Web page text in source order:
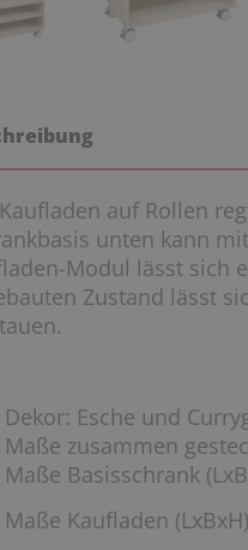
auf Rollen
unten kann
Modul lässt sich
Zustand lässt
Dekor: Esche und
Maße zusammen
Maße Basisschrank
Maße Kaufladen